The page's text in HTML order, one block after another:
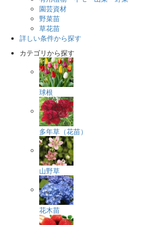
園芸資材
野菜苗
草花苗
詳しい条件から探す
カテゴリから探す
球根
多年草（花苗）
山野草
花木苗